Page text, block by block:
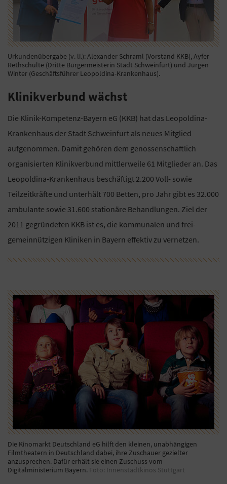
Urkundenübergabe (v. li.): Alexander Schraml (Vorstand KKB), Ayfer
Rethschulte (Dritte Bürgermeisterin Stadt Schweinfurt) und Jürgen
Winter (Geschäftsführer Leopoldina-Krankenhaus).
Klinikverbund wächst
Die Klinik-Kompetenz-Bayern eG (KKB) hat das Leopoldina-
Krankenhaus der Stadt Schweinfurt als neues Mitglied
aufgenommen. Damit gehören dem genossenschaftlich
organisierten Klinikverbund mittlerweile 61 Mitglieder an. Das
Leopoldina-Krankenhaus beschäftigt 2.200 Voll- sowie
Teilzeitkräfte und unterhält 700 Betten, pro Jahr gibt es 32.000
ambulante sowie 31.600 stationäre Behandlungen. Ziel der
2011 gegründeten KKB ist es, die kommunalen und frei-
gemeinnützigen Kliniken in Bayern effektiv zu vernetzen.
Die Kinomarkt Deutschland eG hilft den kleinen, unabhängigen
Filmtheatern in Deutschland dabei, ihre Zuschauer gezielter
anzusprechen. Dafür erhält sie einen Zuschuss vom
Digitalministerium Bayern. Foto: Innenstadtkinos Stuttgart